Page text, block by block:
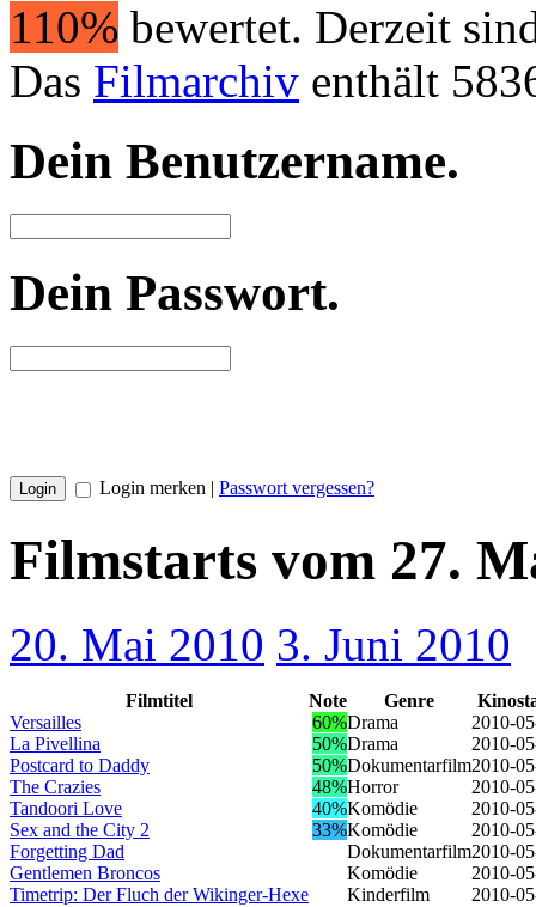
110% bewertet. Derzeit
Das Filmarchiv enthält
Dein Benutzername.
Dein Passwort.
Login merken | Passwort vergessen?
Filmstarts vom 27.
20. Mai 2010 3. Juni 2010
Filmtitel Note Genre
Versailles
60%Drama
2010-
La Pivellina
50%Drama
2010-
Postcard to Daddy
50%Dokumentarfilm2010-
The Crazies
48%Horror
2010-
Tandoori Love
40%Komödie
2010-
Sex and the City 2
33%Komödie
2010-
Forgetting Dad
Dokumentarfilm2010-
Gentlemen Broncos
Komödie
2010-
Timetrip: Der Fluch der Wikinger-Hexe
Kinderfilm 2010-